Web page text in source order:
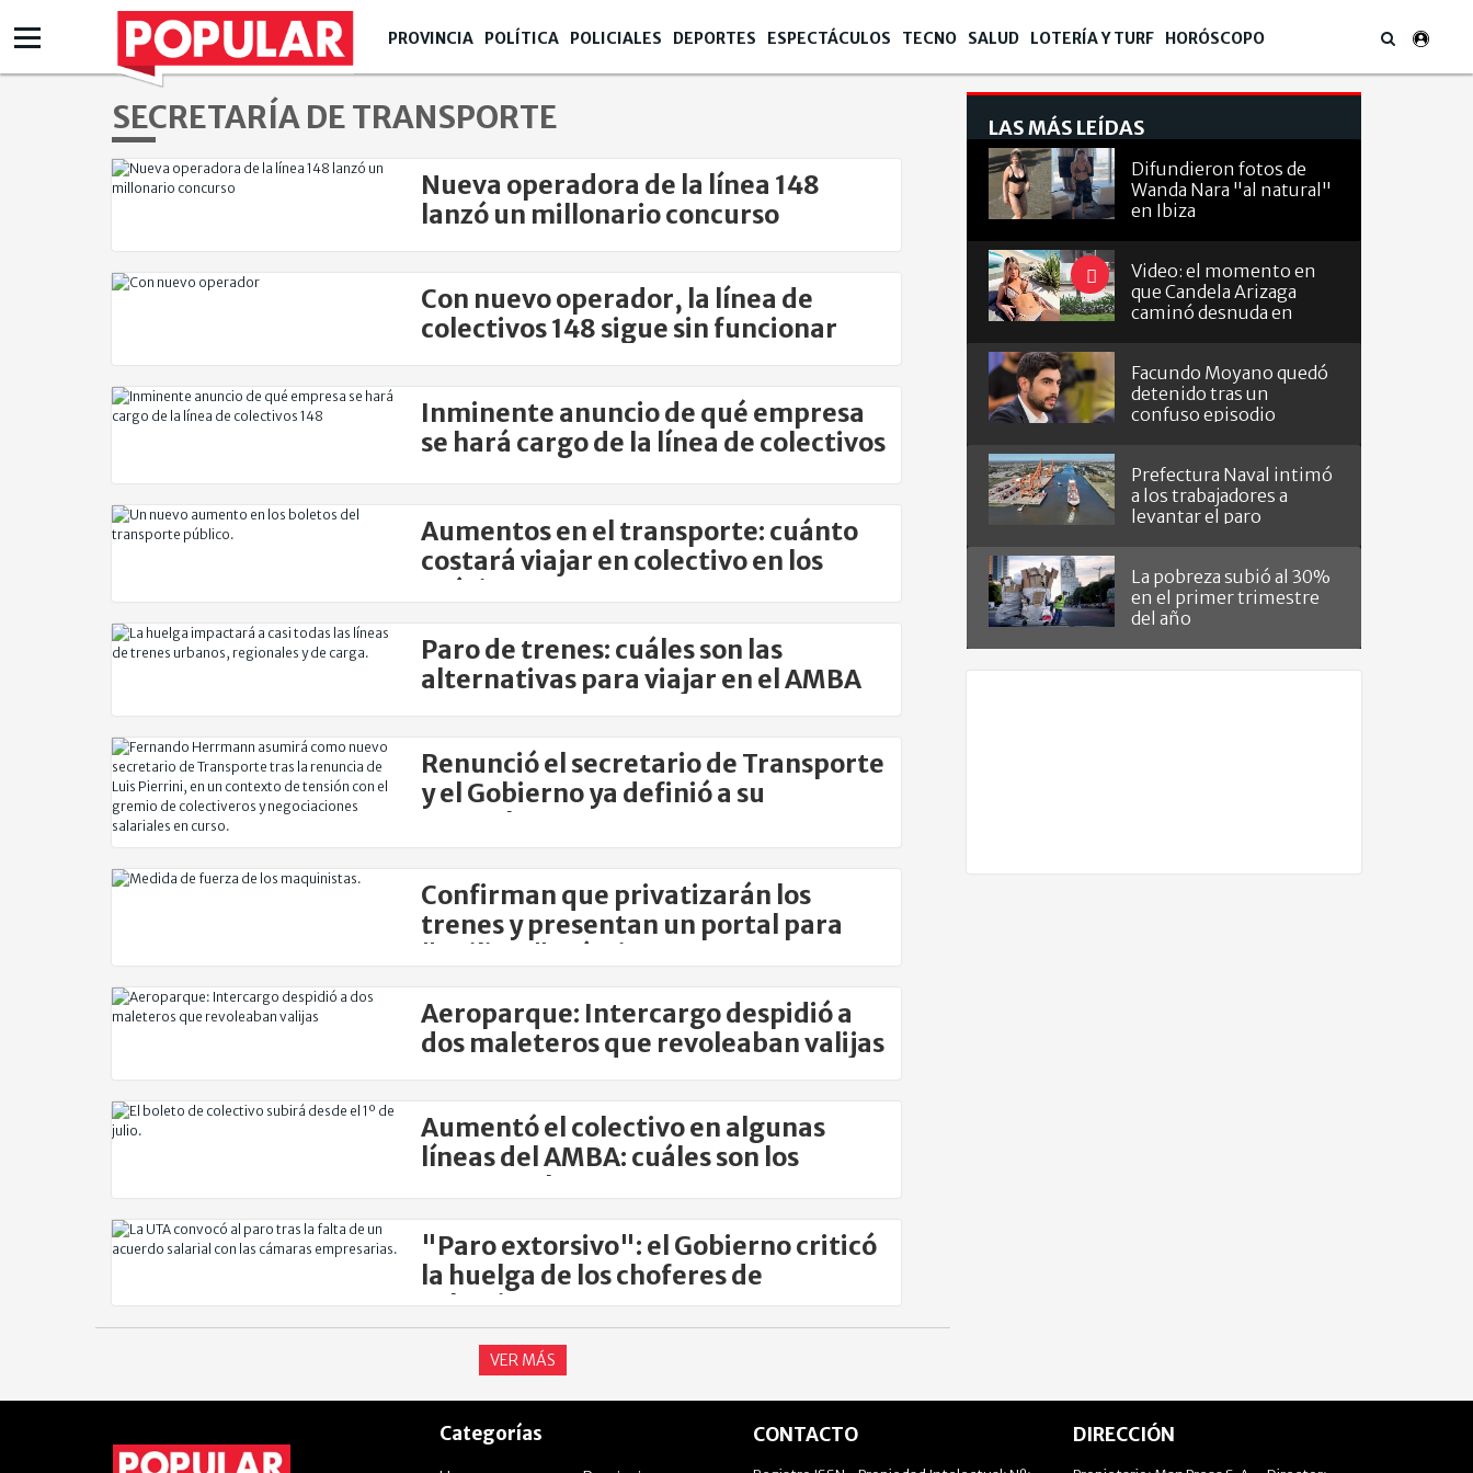
PROVINCIA POLÍTICA POLICIALES DEPORTES ESPECTÁCULOS TECNO SALUD LOTERÍA Y TURF HORÓSCOPO
SECRETARÍA DE TRANSPORTE
Nueva operadora de la línea 148
lanzó un millonario concurso
Con nuevo operador, la línea de
colectivos 148 sigue sin funcionar
Inminente anuncio de qué empresa
se hará cargo de la línea de colectivos
Aumentos en el transporte: cuánto
costará viajar en colectivo en los
próximos meses
Paro de trenes: cuáles son las
alternativas para viajar en el AMBA
Renunció el secretario de Transporte
y el Gobierno ya definió a su
reemplazante
Confirman que privatizarán los
trenes y presentan un portal para
"agilizar" trámites
Aeroparque: Intercargo despidió a
dos maleteros que revoleaban valijas
Aumentó el colectivo en algunas
líneas del AMBA: cuáles son los
nuevos valores
"Paro extorsivo": el Gobierno criticó
la huelga de los choferes de
colectivos
VER MÁS
LAS MÁS LEÍDAS
Difundieron fotos de
Wanda Nara "al natural"
en Ibiza
Video: el momento en
que Candela Arizaga
caminó desnuda en
Facundo Moyano quedó
detenido tras un
confuso episodio
Prefectura Naval intimó
a los trabajadores a
levantar el paro
La pobreza subió al 30%
en el primer trimestre
del año
Categorías CONTACTO DIRECCIÓN